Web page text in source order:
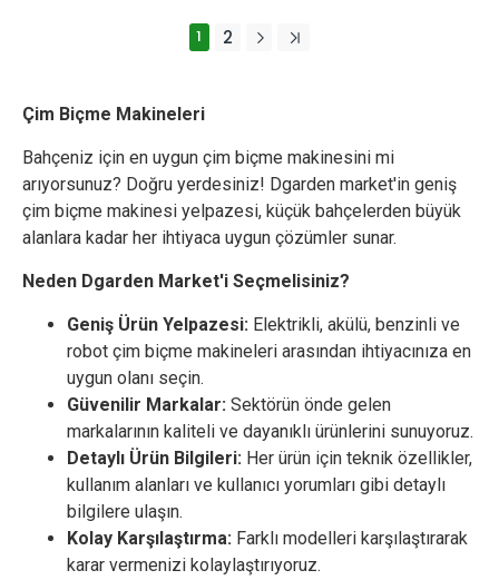
1 2
Çim Biçme Makineleri
Bahçeniz için en uygun çim biçme makinesini mi
arıyorsunuz? Doğru yerdesiniz! Dgarden market'in geniş
çim biçme makinesi yelpazesi, küçük bahçelerden büyük
alanlara kadar her ihtiyaca uygun çözümler sunar.
Neden Dgarden Market'i Seçmelisiniz?
Geniş Ürün Yelpazesi: Elektrikli, akülü, benzinli ve
robot çim biçme makineleri arasından ihtiyacınıza en
uygun olanı seçin.
Güvenilir Markalar: Sektörün önde gelen
markalarının kaliteli ve dayanıklı ürünlerini sunuyoruz.
Detaylı Ürün Bilgileri: Her ürün için teknik özellikler,
kullanım alanları ve kullanıcı yorumları gibi detaylı
bilgilere ulaşın.
Kolay Karşılaştırma: Farklı modelleri karşılaştırarak
karar vermenizi kolaylaştırıyoruz.